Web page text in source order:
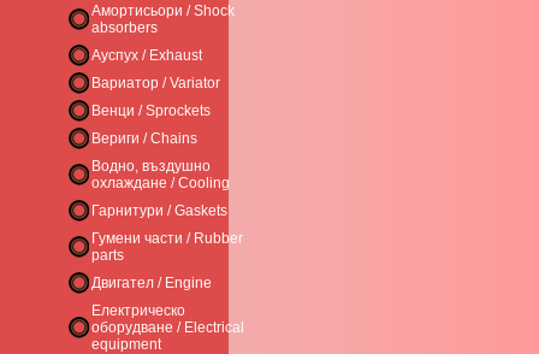
Амортисьори / Shock
absorbers
Ауспух / Exhaust
Вариатор / Variator
Венци / Sprockets
Вериги / Chains
Водно, въздушно
охлаждане / Cooling
Гарнитури / Gaskets
Гумени части / Rubber
parts
Двигател / Engine
Електрическо
оборудване / Electrical
equipment